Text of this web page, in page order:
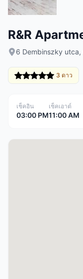
R&R
6 Dembinszky utca,
3 ดาว
เช็คอิน
03:00 PM
เช็คเอาต์
11:00 AM